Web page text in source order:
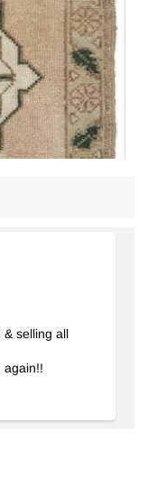
selling all
again!!